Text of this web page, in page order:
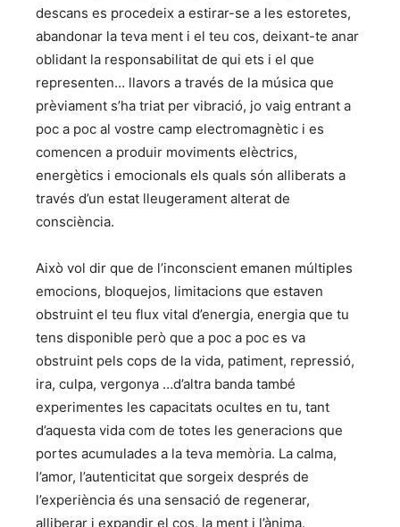
descans es procedeix a estirar-se a les estoretes,
abandonar la teva ment i el teu cos, deixant-te anar
oblidant la responsabilitat de qui ets i el que
representen… llavors a través de la música que
prèviament s’ha triat per vibració, jo vaig entrant a
poc a poc al vostre camp electromagnètic i es
comencen a produir moviments elèctrics,
energètics i emocionals els quals són alliberats a
través d’un estat lleugerament alterat de
consciència.
Això vol dir que de l’inconscient emanen múltiples
emocions, bloquejos, limitacions que estaven
obstruint el teu flux vital d’energia, energia que tu
tens disponible però que a poc a poc es va
obstruint pels cops de la vida, patiment, repressió,
ira, culpa, vergonya …d’altra banda també
experimentes les capacitats ocultes en tu, tant
d’aquesta vida com de totes les generacions que
portes acumulades a la teva memòria. La calma,
l’amor, l’autenticitat que sorgeix després de
l’experiència és una sensació de regenerar,
alliberar i expandir el cos, la ment i l’ànima.